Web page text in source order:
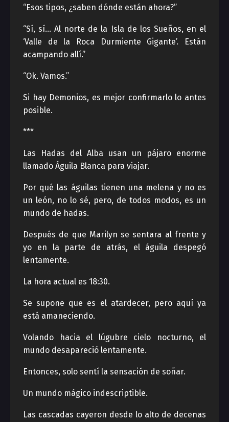
“Esos tipos, ¿saben dónde están ahora?”
“Sí, sí… Al norte de la Isla de los Sueños, en el
‘Valle de la Roca Durmiente Gigante’. Están
acampando allí.”
“Ok. Vamos.”
Si hay Demonios, es mejor confirmarlo lo antes
posible.
***
Las Hadas del Alba usan un pájaro enorme
llamado Águila Blanca para viajar.
Por qué las águilas tienen una melena y no es
un león, no lo sé, pero, de todos modos, es un
mundo de hadas.
Después de que Marilyn se sentara al frente y
yo en la parte de atrás, el águila despegó
lentamente.
La hora actual es 18:30.
Se supone que es el atardecer, pero aquí ya
está amaneciendo.
Volando hacia el lúgubre cielo nocturno, el
mundo desapareció lentamente.
Entonces, solo sentí la sensación de soñar.
Un mundo mágico indescriptible.
Las cascadas cayeron desde lo alto de decenas